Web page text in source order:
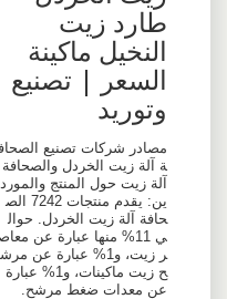
طارد زيت
النخيل ماكينة
السعر | تصنيع
وتوريد
مصادر شركات تصنيع
ة آلة زيت الخردل والصحافة
آلة زيت حول المنتج والمورد
ين: يقدم منتجات 7242 الص
حافة آلة زيت الخردل. حوال
ي 11% منها عبارة عن
ر زيت، و1% عبارة عن مرش
ح زيت ماكينات، و1% عبارة
عن معدات ضغط مرشح.